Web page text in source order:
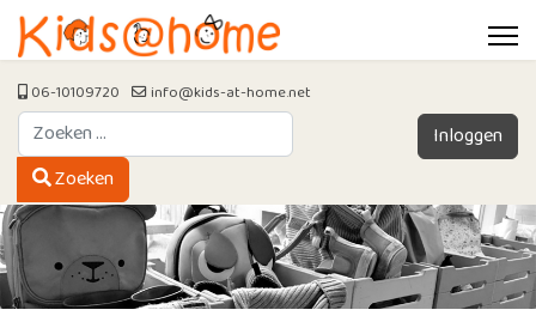
06-10109720 info@kids-at-home.net
Zoeken
Type 2 or more characters for results.
Zoeken
Inloggen